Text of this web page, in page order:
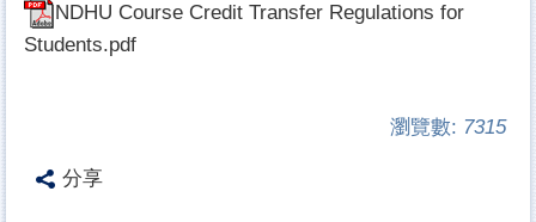
NDHU Course Credit Transfer Regulations for
Students.pdf
瀏覽數: 7315
分享